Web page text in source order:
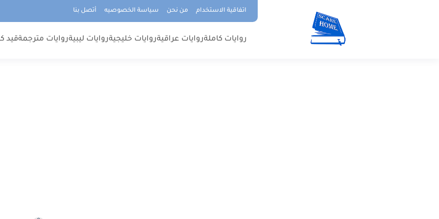
اتفاقية الاستخدام من نحن سياسة الخصوصيه أتصل بنا
روايات كاملةروايات عراقيةروايات خليجيةروايات ليبيةروايات مترجمةقيد